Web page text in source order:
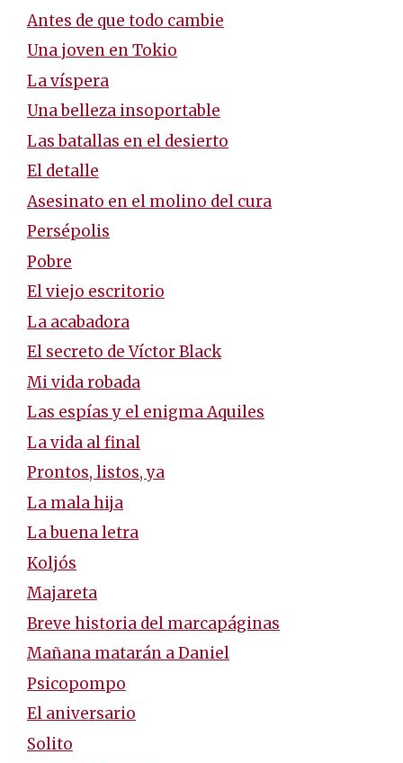
Antes de que todo cambie
Una joven en Tokio
La víspera
Una belleza insoportable
Las batallas en el desierto
El detalle
Asesinato en el molino del cura
Persépolis
Pobre
El viejo escritorio
La acabadora
El secreto de Víctor Black
Mi vida robada
Las espías y el enigma Aquiles
La vida al final
Prontos, listos, ya
La mala hija
La buena letra
Koljós
Majareta
Breve historia del marcapáginas
Mañana matarán a Daniel
Psicopompo
El aniversario
Solito